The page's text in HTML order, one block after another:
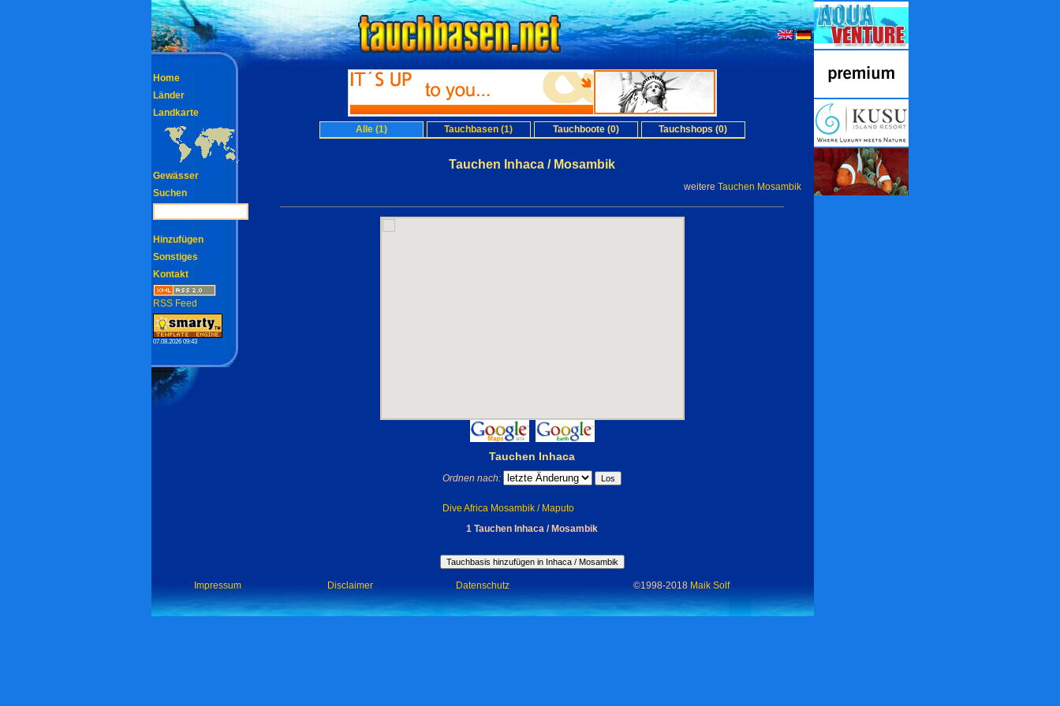
Alle (1) Tauchbasen (1) Tauchboote (0) Tauchshops (0)
Tauchen Inhaca / Mosambik
weitere Tauchen Mosambik
Tauchen Inhaca
Ordnen nach:
Dive Africa Mosambik / Maputo
1 Tauchen Inhaca / Mosambik
Home
Länder
Landkarte
Gewässer
Suchen
Hinzufügen
Sonstiges
Kontakt
RSS Feed
07.08.2026 09:43
Impressum Disclaimer Datenschutz ©1998-2018 Maik Solf